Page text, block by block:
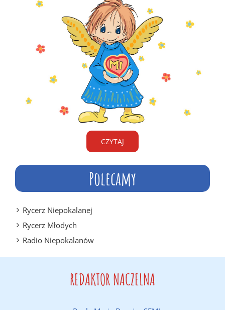
CZYTAJ
Polecamy
Rycerz Niepokalanej
Rycerz Młodych
Radio Niepokalanów
REDAKTOR NACZELNA